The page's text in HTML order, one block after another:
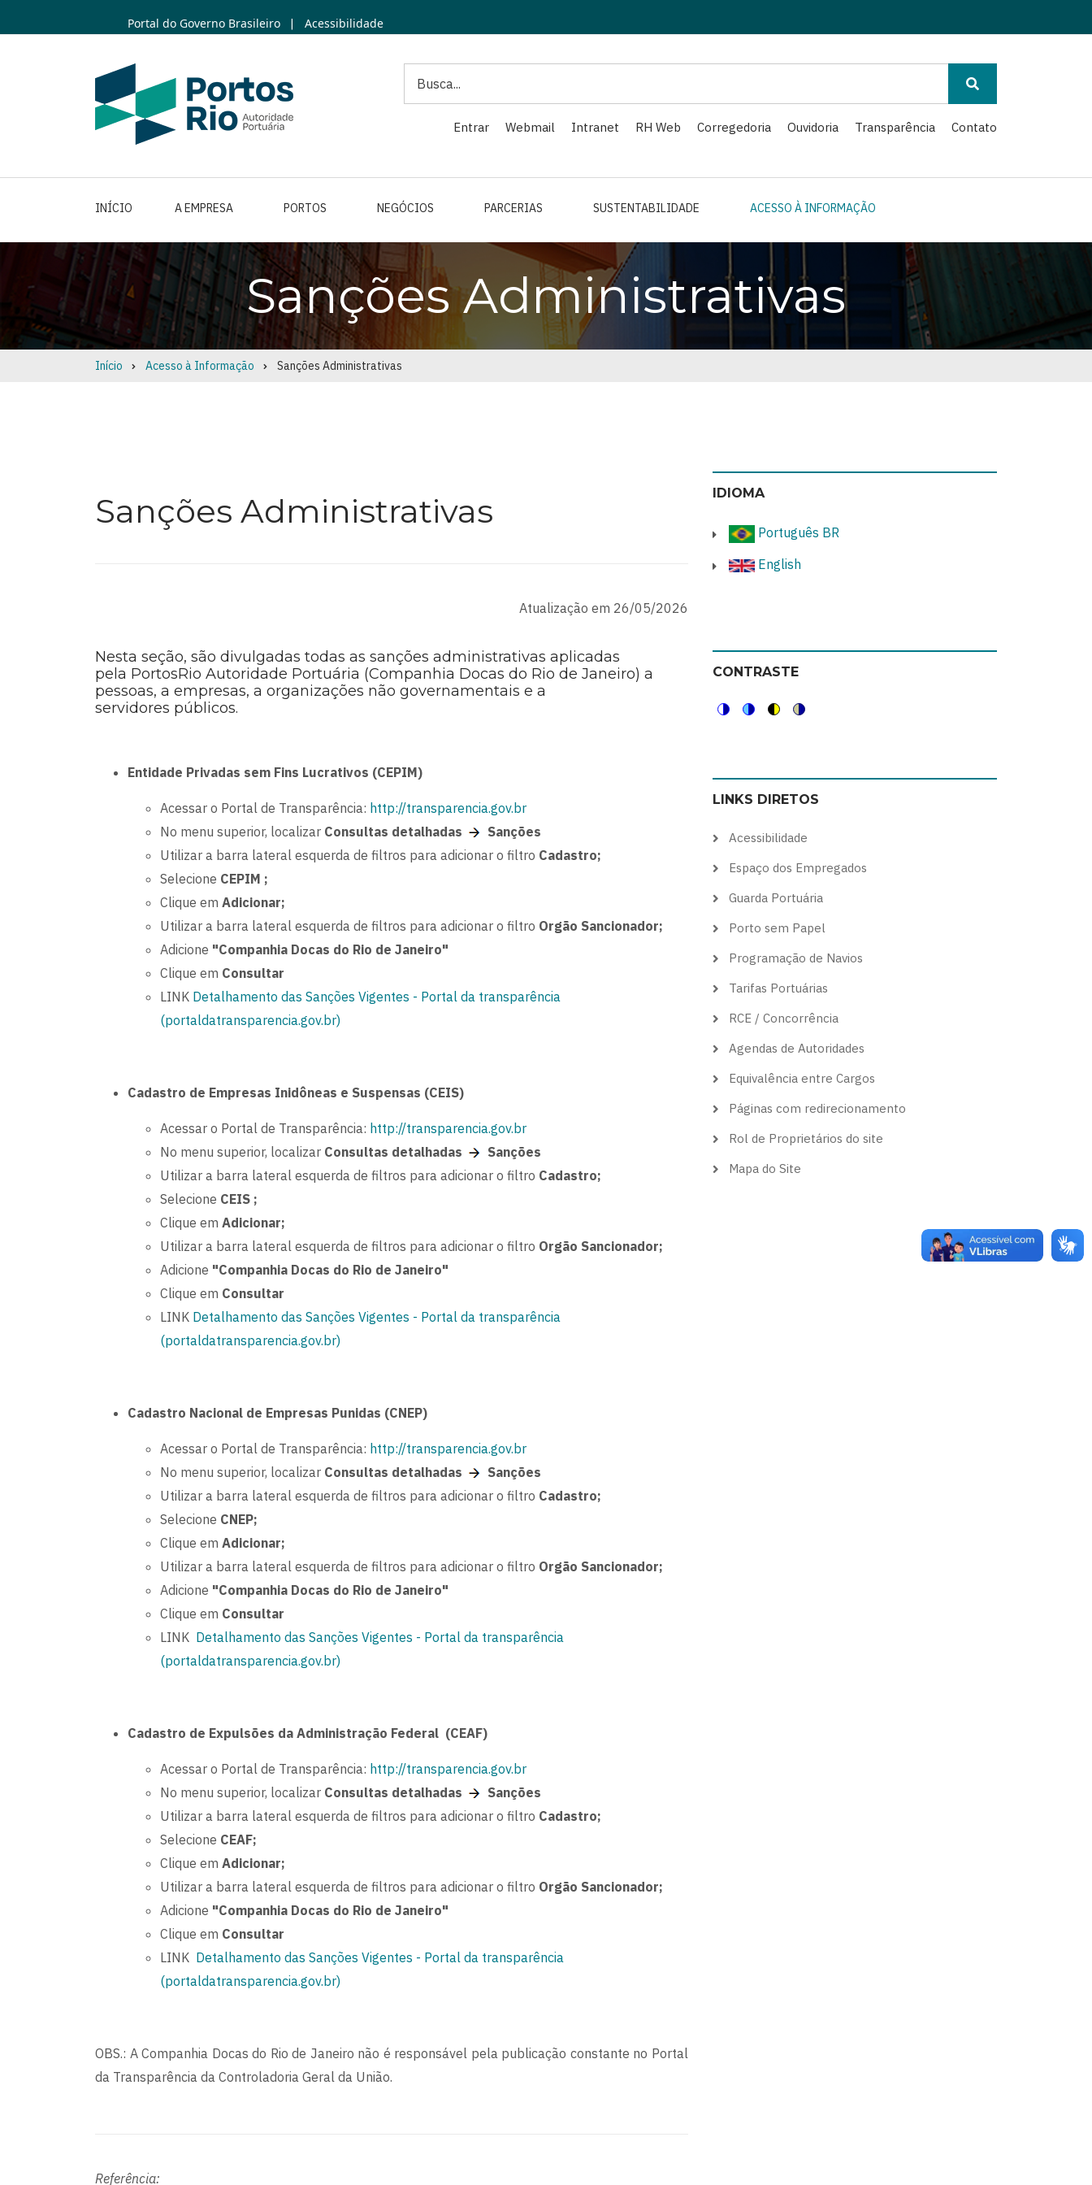
to
Portal do Governo Brasileiro | Acessibilidade
Entrar Webmail Intranet RH Web Corregedoria Ouvidoria Transparência Contato
INÍCIO A EMPRESA PORTOS NEGÓCIOS PARCERIAS SUSTENTABILIDADE ACESSO À INFORMAÇÃO
Sanções Administrativas
Início Acesso à Informação Sanções Administrativas
Sanções Administrativas
Atualização em 26/05/2026
Nesta seção, são divulgadas todas as sanções administrativas aplicadas
pela PortosRio Autoridade Portuária (Companhia Docas do Rio de Janeiro) a
pessoas, a empresas, a organizações não governamentais e a
servidores públicos.
Entidade Privadas sem Fins Lucrativos (CEPIM)
Acessar o Portal de Transparência: http://transparencia.gov.br
No menu superior, localizar Consultas detalhadas
Sanções
Utilizar a barra lateral esquerda de filtros para adicionar o filtro Cadastro;
Selecione CEPIM ;
Clique em Adicionar;
Utilizar a barra lateral esquerda de filtros para adicionar o filtro Orgão Sancionador;
Adicione "Companhia Docas do Rio de Janeiro"
Clique em Consultar
LINK Detalhamento das Sanções Vigentes - Portal da transparência
(portaldatransparencia.gov.br)
Cadastro de Empresas Inidôneas e Suspensas (CEIS)
Acessar o Portal de Transparência: http://transparencia.gov.br
No menu superior, localizar Consultas detalhadas
Sanções
Utilizar a barra lateral esquerda de filtros para adicionar o filtro Cadastro;
Selecione CEIS ;
Clique em Adicionar;
Utilizar a barra lateral esquerda de filtros para adicionar o filtro Orgão Sancionador;
Adicione "Companhia Docas do Rio de Janeiro"
Clique em Consultar
LINK Detalhamento das Sanções Vigentes - Portal da transparência
(portaldatransparencia.gov.br)
Cadastro Nacional de Empresas Punidas (CNEP)
Acessar o Portal de Transparência: http://transparencia.gov.br
No menu superior, localizar Consultas detalhadas
Sanções
Utilizar a barra lateral esquerda de filtros para adicionar o filtro Cadastro;
Selecione CNEP;
Clique em Adicionar;
Utilizar a barra lateral esquerda de filtros para adicionar o filtro Orgão Sancionador;
Adicione "Companhia Docas do Rio de Janeiro"
Clique em Consultar
LINK Detalhamento das Sanções Vigentes - Portal da transparência
(portaldatransparencia.gov.br)
Cadastro de Expulsões da Administração Federal (CEAF)
Acessar o Portal de Transparência: http://transparencia.gov.br
No menu superior, localizar Consultas detalhadas
Sanções
Utilizar a barra lateral esquerda de filtros para adicionar o filtro Cadastro;
Selecione CEAF;
Clique em Adicionar;
Utilizar a barra lateral esquerda de filtros para adicionar o filtro Orgão Sancionador;
Adicione "Companhia Docas do Rio de Janeiro"
Clique em Consultar
LINK Detalhamento das Sanções Vigentes - Portal da transparência
(portaldatransparencia.gov.br)
OBS.: A Companhia Docas do Rio de Janeiro não é responsável pela publicação constante no Portal
da Transparência da Controladoria Geral da União.
Referência:
IDIOMA
Português BR
English
CONTRASTE
color
theme
blue
theme
high
visibility
soft
theme
LINKS DIRETOS
Acessibilidade
Espaço dos Empregados
Guarda Portuária
Porto sem Papel
Programação de Navios
Tarifas Portuárias
RCE / Concorrência
Agendas de Autoridades
Equivalência entre Cargos
Páginas com redirecionamento
Rol de Proprietários do site
Mapa do Site